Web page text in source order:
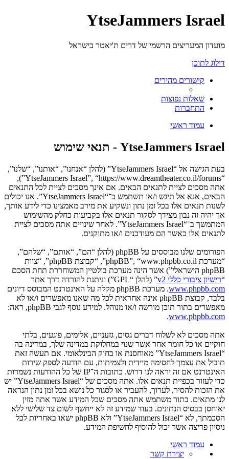
YtseJammers Israel
מועדון המעריצים הרשמי של דרים ת'יאטר בישראל
דילוג לתוכן
קישורים מהירים
שאלות נפוצות
התחברות
עמוד ראשי
YtseJammers Israel - תנאי שימוש
בעת הגישה אל “YtseJammers Israel” (להלן “אנחנו”, “אותנו”, “שלנו”,
“YtseJammers Israel”, “https://www.dreamtheater.co.il/forums”),
אתה מסכים לציית לתנאים הבאים. אם אינך מסכים לציית לכל התנאים
הבאים, אנא אל תיגש ו/או תשתמש ב־“YtseJammers Israel”. אנו יכולים
לשנות תנאים אלו בכל זמן נתון ונשקיע את מירב מאמצינו כדי לידע אותך,
אך יהיה זה נבון מצידך לסקור תנאים אלו בקביעות כחלק מהשימוש
המתמשך ב־“YtseJammers Israel”. לאחר שינויים אתה מסכים לציית
לתנאים אלו כאשר הם מעודכנים ו/או מתוקנים.
הפורומים שלנו מבוססים על phpBB (להלן “הם”, “אותם”, “שלהם”,
“מערכת phpBB”, “www.phpbb.co.il”, “קבוצת phpBB”, “צוות
phpBB הישראלי”) אשר הינה מערכת בולטיין המשוחררת תחת הסכם
“רישיון ציבורי כללי v2
” (להלן “GPL”) וניתנת להורדה דרך אתר
www.phpbb.com
. מערכת phpBB מקלה על האינטרנט המבוסס דיונים
בלבד, קבוצת phpBB אינה אחראית לכל מה שאנו מאפשרים ו/או לא
מאפשרים בתור תוכן מורשה ו/או מנוהל. למידע נוסף לגבי phpBB, ראה:
www.phpbb.com
.
אתה מסכים לא לשלוח דברים גסים, גזעניים, אלימים, פוגעים, בלתי
חוקיים או כל חומר אחר אשר שנוי במחלוקת במדינה שלך, במדינה בה
“YtseJammers Israel” מאוחסנת או בחוק הבינלאומי. אם תעשה זאת
תוביל את עצמך לחסימה מיידית ולצמיתות, עם הודעה לספק שירות
האינטרנט אם זה יראה לנו דרוש. כתובות ה־IP של כל ההודעות נשמרות
כדי לעזור בכפיית תנאים אלו. אתה מסכים של “YtseJammers Israel” יש
את הזכות להסיר, לערוך, להעביר או לסגור כל נושא בכל זמן נתון הנראה
לנו מתאים. בתור משתמש אתה מסכים שכל המידע אשר אתה מזין
יאוחסן בבסיס הנתונים. בעוד שמידע זה לא ייחשף לשום צד שלישי ללא
הסכמתך, לא “YtseJammers Israel” ולא phpBB ישאו באחריות לכל
ניסיון פריצה אשר יכול להוסיף לחשיפת המידע.
עמוד ראשי
יצירת קשר